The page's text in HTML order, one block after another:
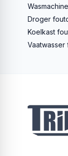
Droger
Koelkast